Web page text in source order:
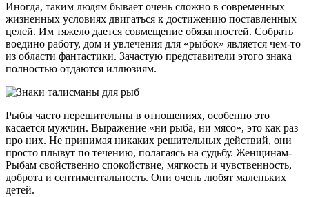
Иногда, таким людям бывает очень сложно в современных
жизненных условиях двигаться к достижению поставленных
целей. Им тяжело дается совмещение обязанностей. Собрать
воедино работу, дом и увлечения для «рыбок» является чем-то
из области фантастики. Зачастую представители этого знака
полностью отдаются иллюзиям.
Рыбы часто нерешительны в отношениях, особенно это
касается мужчин. Выражение «ни рыба, ни мясо», это как раз
про них. Не принимая никаких решительных действий, они
просто плывут по течению, полагаясь на судьбу. Женщинам-
Рыбам свойственно спокойствие, мягкость и чувственность,
доброта и сентиментальность. Они очень любят маленьких
детей.